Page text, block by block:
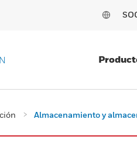
Almacenamiento y